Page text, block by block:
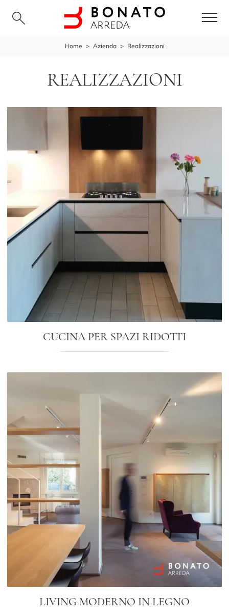
Home > Azienda > Realizzazioni
REALIZZAZIONI
CUCINA PER SPAZI RIDOTTI
LIVING MODERNO IN LEGNO